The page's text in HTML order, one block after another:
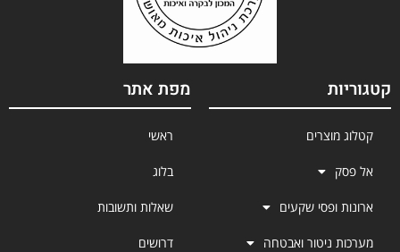
קטגוריות
קטלוג מוצרים
אל פסק
ארונות ופסי שקעים
מערכות ניטור ואבטחה
מפת אתר
ראשי
בלוג
שאלות ותשובות
דרושים